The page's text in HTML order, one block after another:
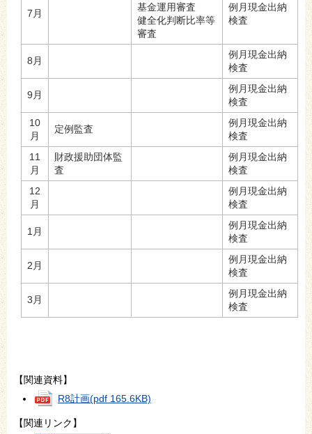
7月
基金運用審査
健全化判断比率等
審査
例月現金出納
検査
8月
例月現金出納
検査
9月
例月現金出納
検査
10
月
定例監査
例月現金出納
検査
11
月
​財政援助団体監
査
例月現金出納
検査
12
月
例月現金出納
検査
1月
例月現金出納
検査
2月
例月現金出納
検査
3月
例月現金出納
検査
【関連資料】
R8計画(pdf 165.6KB)
【関連リンク】